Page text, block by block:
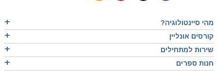
מהי סיינטולוגיה?
קורסים אונליין
שירות למתחילים
חנות ספרים